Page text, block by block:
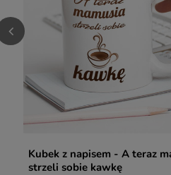
Kubek z napisem - A teraz
strzeli sobie kawkę